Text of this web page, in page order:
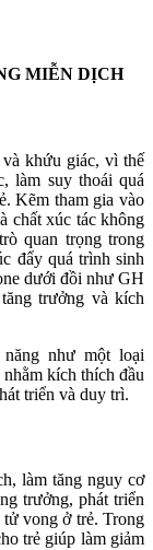
MIỄN DỊCH
khứu giác, vì thế
làm suy thoái quá
Kẽm tham gia vào
chất xúc tác không
quan trọng trong
đẩy quá trình sinh
dưới đồi như GH
trưởng và kích
như một loại
kích thích đầu
triển và duy trì.
làm tăng nguy cơ
trưởng, phát triển
vong ở trẻ. Trong
trẻ giúp làm giảm